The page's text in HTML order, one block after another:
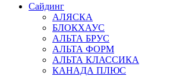
Сайдинг
АЛЯСКА
БЛОКХАУС
АЛЬТА БРУС
АЛЬТА ФОРМ
АЛЬТА КЛАССИКА
КАНАДА ПЛЮС